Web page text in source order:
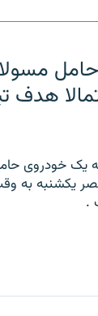
هدف
یک خودروی
عصر یکشنبه
.